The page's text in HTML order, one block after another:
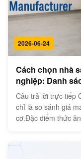
2026-06-24
Cách chọn nhà
nghiệp: Danh
mua
Câu trả lời trực tiếp
chỉ là so sánh giá
cơ.Đặc điểm thức
kế trước khi giao